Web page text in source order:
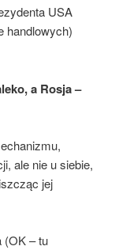
USA
handlowych)
a Rosja –
ale nie u siebie,
jej
(OK – tu